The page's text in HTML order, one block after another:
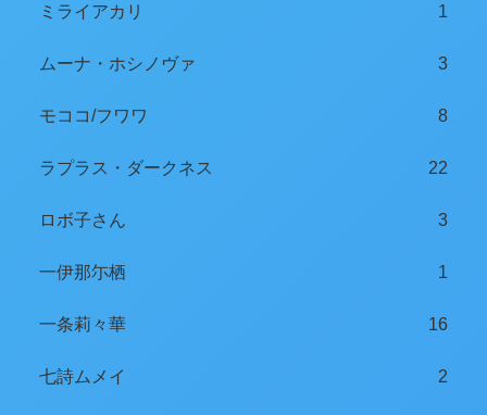
ミライアカリ 1
ムーナ・ホシノヴァ 3
モココ/フワワ 8
ラプラス・ダークネス 22
ロボ子さん 3
一伊那尓栖 1
一条莉々華 16
七詩ムメイ 2